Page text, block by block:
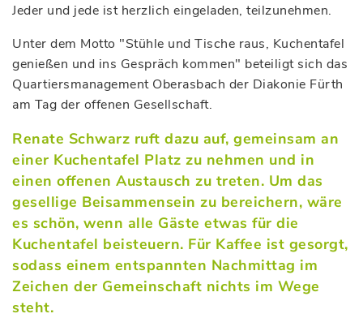
Jeder und jede ist herzlich eingeladen, teilzunehmen.
Unter dem Motto "Stühle und Tische raus, Kuchentafel
genießen und ins Gespräch kommen" beteiligt sich das
Quartiersmanagement Oberasbach der Diakonie Fürth
am Tag der offenen Gesellschaft.
Renate Schwarz ruft dazu auf, gemeinsam an
einer Kuchentafel Platz zu nehmen und in
einen offenen Austausch zu treten. Um das
gesellige Beisammensein zu bereichern, wäre
es schön, wenn alle Gäste etwas für die
Kuchentafel beisteuern. Für Kaffee ist gesorgt,
sodass einem entspannten Nachmittag im
Zeichen der Gemeinschaft nichts im Wege
steht.